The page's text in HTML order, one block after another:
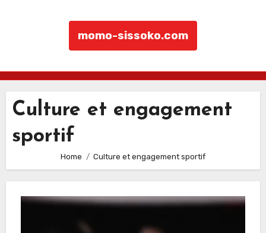
momo-sissoko.com
Culture et engagement
sportif
Home Culture et engagement sportif